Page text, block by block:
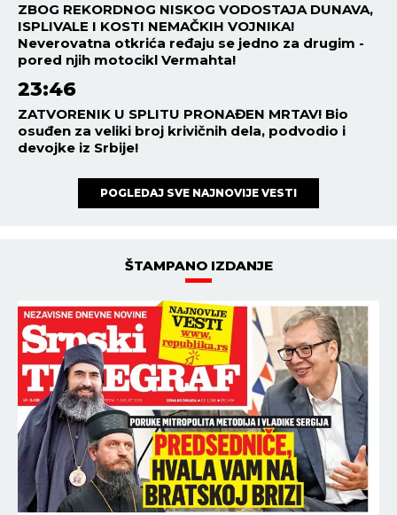
ZBOG REKORDNOG NISKOG VODOSTAJA DUNAVA,
ISPLIVALE I KOSTI NEMAČKIH VOJNIKA!
Neverovatna otkrića ređaju se jedno za drugim -
pored njih motocikl Vermahta!
23:46
ZATVORENIK U SPLITU PRONAĐEN MRTAV! Bio
osuđen za veliki broj krivičnih dela, podvodio i
devojke iz Srbije!
POGLEDAJ SVE NAJNOVIJE VESTI
ŠTAMPANO IZDANJE